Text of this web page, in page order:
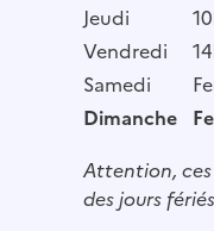
Jeudi
Vendredi
Samedi
Dimanche
Attention,
des jours